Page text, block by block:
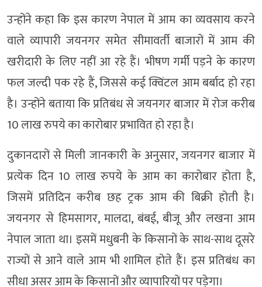
उन्होंने कहा कि इस कारण नेपाल में आम का व्यवसाय करने
वाले व्यापारी जयनगर समेत सीमावर्ती बाजारों में आम की
खरीदारी के लिए नहीं आ रहे हैं। भीषण गर्मी पड़ने के कारण
फल जल्दी पक रहे हैं, जिससे कई क्विंटल आम बर्बाद हो रहा
है। उन्होंने बताया कि प्रतिबंध से जयनगर बाजार में रोज करीब
10 लाख रुपये का कारोबार प्रभावित हो रहा है।
दुकानदारों से मिली जानकारी के अनुसार, जयनगर बाजार में
प्रत्येक दिन 10 लाख रुपये के आम का कारोबार होता है,
जिसमें प्रतिदिन करीब छह ट्रक आम की बिक्री होती है।
जयनगर से हिमसागर, मालदा, बंबई, बीजू और लखना आम
नेपाल जाता था। इसमें मधुबनी के किसानों के साथ-साथ दूसरे
राज्यों से आने वाले आम भी शामिल होते हैं। इस प्रतिबंध का
सीधा असर आम के किसानों और व्यापारियों पर पड़ेगा।